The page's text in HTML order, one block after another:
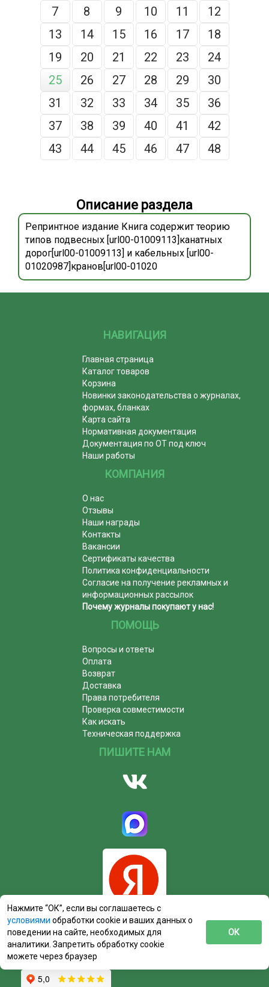
7
8 9 10 11
12
13
14 15 16 17
18
19
20 21 22 23
24
25
26 27 28 29
30
31
32 33 34 35
36
37
38 39 40 41
42
43
44 45 46 47 48
Описание раздела
Репринтное издание Книга содержит теорию
типов подвесных [url00-01009113]канатных
дорог[url00-01009113] и кабельных [url00-
01020987]кранов[url00-01020
НАВИГАЦИЯ
Главная страница
Каталог товаров
Корзина
Новинки законодательства о журналах,
формах, бланках
Карта сайта
Нормативная документация
Документация по ОТ под ключ
Наши работы
КОМПАНИЯ
О нас
Отзывы
Наши награды
Контакты
Вакансии
Сертификаты качества
Политика конфиденциальности
Согласие на получение рекламных и
информационных рассылок
Почему журналы покупают у нас!
ПОМОЩЬ
Вопросы и ответы
Оплата
Возврат
Доставка
Права потребителя
Проверка совместимости
Как искать
Техническая поддержка
ПИШИТЕ НАМ
Нажмите “ОК”, если вы соглашаетесь с
условиями обработки cookie и ваших данных о
поведении на сайте, необходимых для
аналитики. Запретить обработку cookie
можете через браузер
ОК